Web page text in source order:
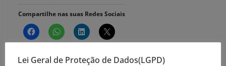
Compartilhe nas suas Redes Sociais
Lei Geral de Proteção de Dados(LGPD)